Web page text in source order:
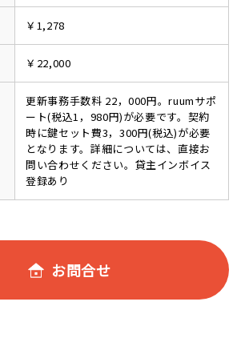
￥1,278
￥22,000
更新事務手数料 22，000円。ruumサポ
ート(税込1，980円)が必要です。契約
時に鍵セット費3，300円(税込)が必要
となります。詳細については、直接お
問い合わせください。貸主インボイス
登録あり
お問合せ